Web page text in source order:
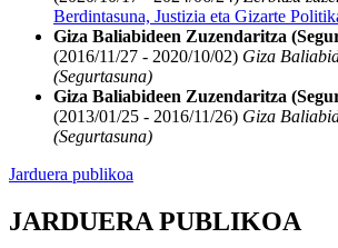
Berdintasuna, Justizia eta Gizarte
Giza Baliabideen Zuzendaritza
(2016/11/27 - 2020/10/02) Giza
(Segurtasuna)
Giza Baliabideen Zuzendaritza
(2013/01/25 - 2016/11/26) Giza
(Segurtasuna)
Jarduera publikoa
JARDUERA PUBLIKOA